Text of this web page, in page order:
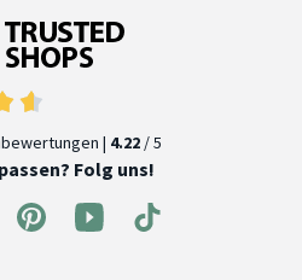
| 4.22 / 5
Folg uns!